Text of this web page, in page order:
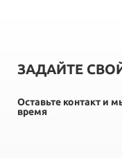
ЗАДАЙТЕ
Оставьте контакт и
время